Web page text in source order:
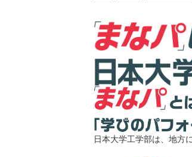
日本大学工学部は、地方